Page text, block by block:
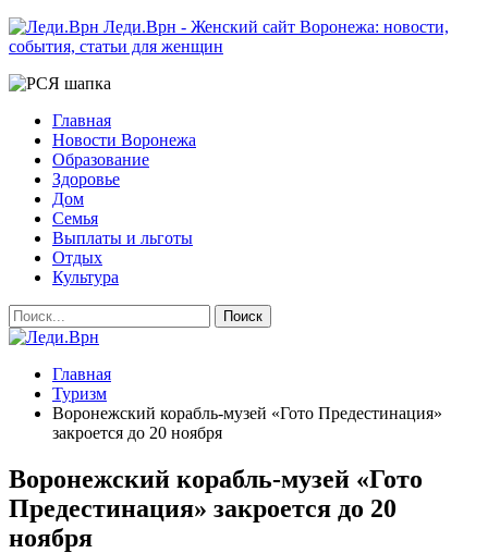
Леди.Врн - Женский сайт Воронежа: новости,
события, статьи для женщин
Главная
Новости Воронежа
Образование
Здоровье
Дом
Семья
Выплаты и льготы
Отдых
Культура
Главная
Туризм
Воронежский корабль-музей «Гото Предестинация»
закроется до 20 ноября
Воронежский корабль-музей «Гото
Предестинация» закроется до 20
ноября